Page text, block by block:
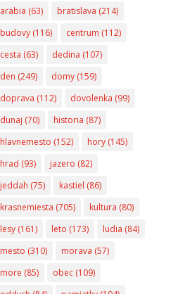
arabia (63) bratislava (214)
budovy (116) centrum (112)
cesta (63) dedina (107)
den (249) domy (159)
doprava (112) dovolenka (99)
dunaj (70) historia (87)
hlavnemesto (152) hory (145)
hrad (93) jazero (82)
jeddah (75) kastiel (86)
krasnemiesta (705) kultura (80)
lesy (161) leto (173) ludia (84)
mesto (310) morava (57)
more (85) obec (109)